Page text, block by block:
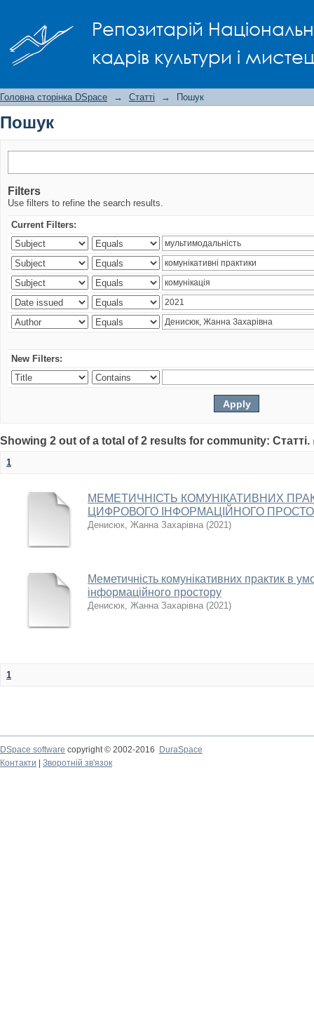
Репозитарій
кадрів культури і
Головна сторінка DSpace → Статті → Пошук
Пошук
Filters
Use filters to refine the search results.
Current Filters:
New Filters:
Showing 2 out of a total of 2 results for community: Статті.
1
МЕМЕТИЧНІСТЬ КОМУНІКАТИВНИХ
ЦИФРОВОГО ІНФОРМАЦІЙНОГО
Денисюк, Жанна Захарівна (2021)
Меметичність комунікативних практик в
інформаційного простору
Денисюк, Жанна Захарівна (2021)
1
DSpace software copyright © 2002-2016
DuraSpace
Контакти
Зворотній зв'язок